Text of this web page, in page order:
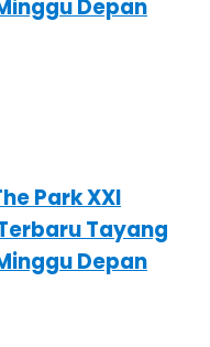
Depan
Park XXI
Tayang
Depan